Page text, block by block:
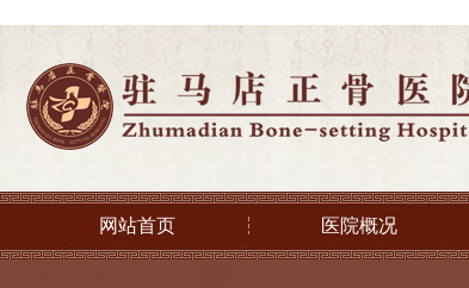
网站首页 医院概况